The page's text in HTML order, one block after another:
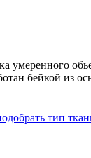
умеренного
бейкой
тип